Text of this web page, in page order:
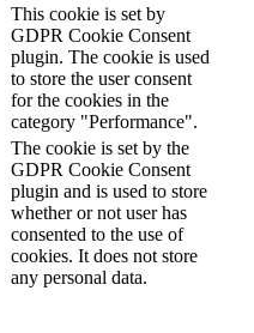
This cookie is set by
GDPR Cookie Consent
plugin. The cookie is used
to store the user consent
for the cookies in the
category "Performance".
The cookie is set by the
GDPR Cookie Consent
plugin and is used to store
whether or not user has
consented to the use of
cookies. It does not store
any personal data.